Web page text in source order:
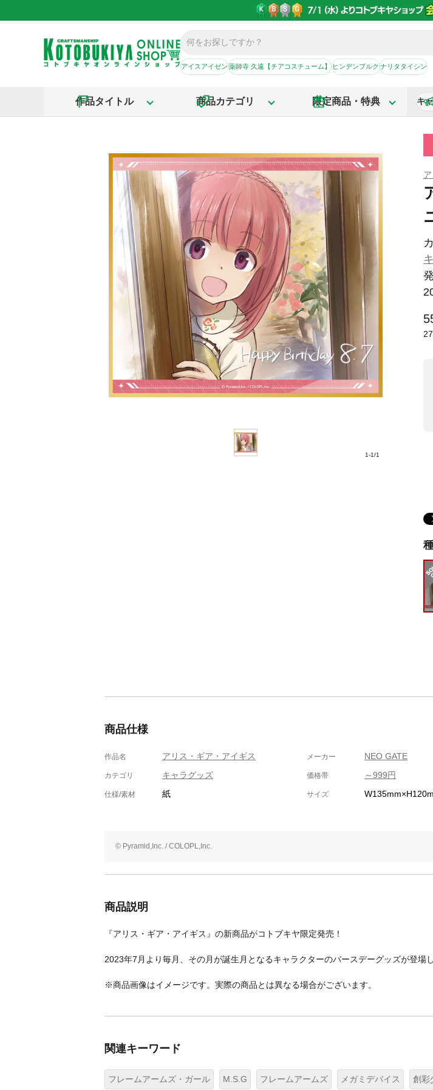
アイスアイゼン薬師寺 久遠【チアコスチューム】ヒンデンブルクナリタタイシン
作品タイトル 商品カテゴリ 限定商品・特典 キ
1-1/1
27
商品仕様
作品名 アリス・ギア・アイギス メーカー NEO GATE
カテゴリ キャラグッズ 価格帯 ～999円
仕様/素材 紙 サイズ
© Pyramid,Inc. / COLOPL,Inc.
商品説明
『アリス・ギア・アイギス』の新商品がコトブキヤ限定発売！
2023年7月より毎月、その月が誕生月となるキャラクターのバースデーグッズが登場
※商品画像はイメージです。実際の商品とは異なる場合がございます。
関連キーワード
フレームアームズ・ガール M.S.G フレームアームズ メガミデバイス 創彩